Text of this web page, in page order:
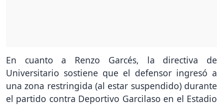
En cuanto a Renzo Garcés, la directiva de
Universitario sostiene que el defensor ingresó a
una zona restringida (al estar suspendido) durante
el partido contra Deportivo Garcilaso en el Estadio